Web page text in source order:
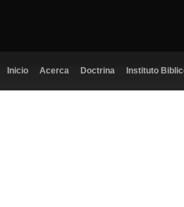
Inicio Acerca Doctrina Instituto